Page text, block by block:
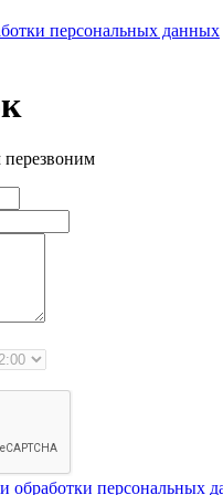
персональных данных
обработки персональных